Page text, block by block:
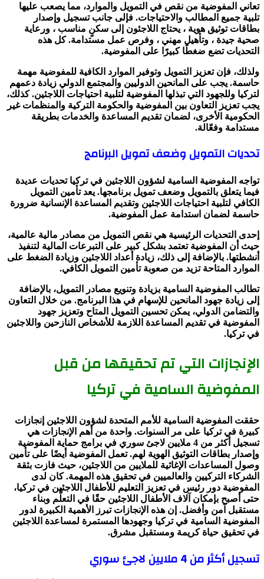
تعاني المفوضية من نقص في التمويل والموارد، مما يصعب عليها
تلبية جميع المطالب والاحتياجات. فإلى جانب تسجيل وإصدار
بطاقات توثيق هوية ، يحتاج اللاجئون إلى سكنٍ مناسب ، ورعاية
صحية جيدة ، وتأهيل مهني ، وفرص عمل مستدامة. كل هذه
التحديات تضع ضغطًا كبيرًا على المفوضية.
ولذلك، فإن تعزيز التمويل وتوفير الموارد الكافية للمفوضية مهمة
حاسمة. يجب على المانحين الدوليين والمجتمع الدولي زيادة دعمهم
لتركيا وللجهود التي تبذلها المفوضية لتلبية احتياجات اللاجئين. كذلك،
يجب تعزيز التعاون بين المفوضية والحكومة التركية والمنظمات غير
الحكومية الأخرى، لضمان تقديم المساعدة والخدمات بطريقة
مستدامة وفعّالة.
تحديات التمويل وضعف تمويل البرنامج
تواجه المفوضية السامية لشؤون اللاجئين في تركيا تحديات عديدة
فيما يتعلق بالتمويل وضعف تمويل برنامجها. يعد تأمين التمويل
الكافي لتلبية احتياجات اللاجئين وتقديم المساعدة الإنسانية ضرورة
حاسمة لضمان استدامة عمل المفوضية.
إحدى التحديات الرئيسية هي نقص التمويل من مصادر مالية عالمية،
حيث أن المفوضية تعتمد بشكل كبير على التبرعات المالية لتنفيذ
أنشطتها. بالإضافة إلى ذلك، زيادة أعداد اللاجئين وزيادة الضغط على
الموارد المتاحة تزيد من صعوبة تأمين التمويل الكافي.
تطالب المفوضية السامية بزيادة وتنويع مصادر التمويل، بالإضافة
إلى زيادة جهود المانحين للإسهام في هذا البرنامج. من خلال التعاون
والتضامن الدولي، يمكن تحسين التمويل المتاح وتعزيز جهود
المفوضية في تقديم المساعدة اللازمة للأشخاص النازحين واللاجئين
في تركيا.
الإنجازات التي تم تحقيقها من قبل
المفوضية السامية في تركيا
حققت المفوضية السامية للأمم المتحدة لشؤون اللاجئين إنجازات
كبيرة في تركيا على مر السنوات. واحدة من أهم الإنجازات هي
تسجيل أكثر من 4 ملايين لاجئ سوري في برامج حماية المفوضية
وإصدار بطاقات التوثيق الهوية لهم. تعمل المفوضية أيضًا على تأمين
وصول المساعدات الإغاثية للملايين من اللاجئين، حيث فازت بثقة
الشركاء التركيين والعالميين في تحقيق هذه المهمة. كان لدى
المفوضية دور رئيس في تعزيز التعليم للأطفال اللاجئين في تركيا،
حتى أصبح بإمكان آلاف الأطفال اللاجئين حقًا في التعلُّم وبناء
مستقبل آمن وأفضل. إن هذه الإنجازات تبرز الأهمية الكبيرة لدور
المفوضية السامية في تركيا وجهودها المستمرة لمساعدة اللاجئين
في تحقيق حياة كريمة ومستقبل مشرق.
تسجيل أكثر من 4 ملايين لاجئ سوري